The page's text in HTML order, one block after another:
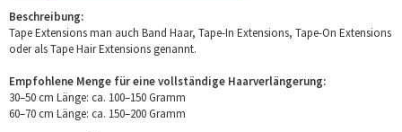
Beschreibung:
Tape Extensions man auch Band Haar, Tape-In Extensions, Tape-On Extensions
oder als Tape Hair Extensions genannt.
Empfohlene Menge für eine vollständige Haarverlängerung:
30–50 cm Länge: ca. 100–150 Gramm
60–70 cm Länge: ca. 150–200 Gramm